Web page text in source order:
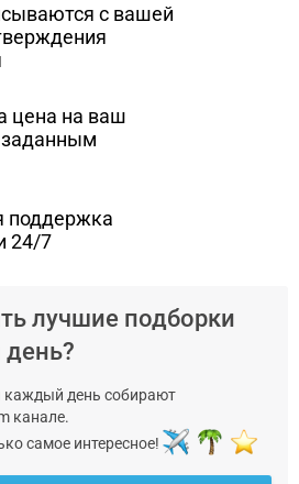
с вашей
цена на ваш
заданным
поддержка
24/7
лучшие подборки
каждый день собирают
канале.
самое интересное!